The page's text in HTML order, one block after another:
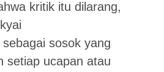
kritik itu dilarang,
sosok yang
setiap ucapan atau